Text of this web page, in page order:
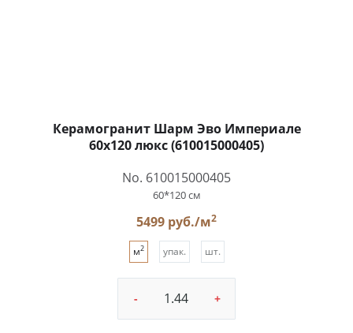
Керамогранит Шарм Эво Империале
60x120 люкс (610015000405)
No. 610015000405
60*120 см
5499 руб./м2
м2 упак. шт.
- +